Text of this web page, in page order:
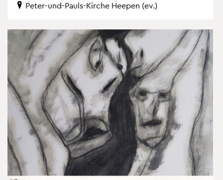
Peter-und-Pauls-Kir­che Hee­pen (ev.)